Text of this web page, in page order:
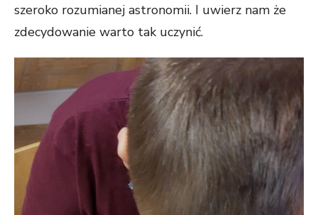
szeroko rozumianej astronomii. I uwierz nam że
zdecydowanie warto tak uczynić.